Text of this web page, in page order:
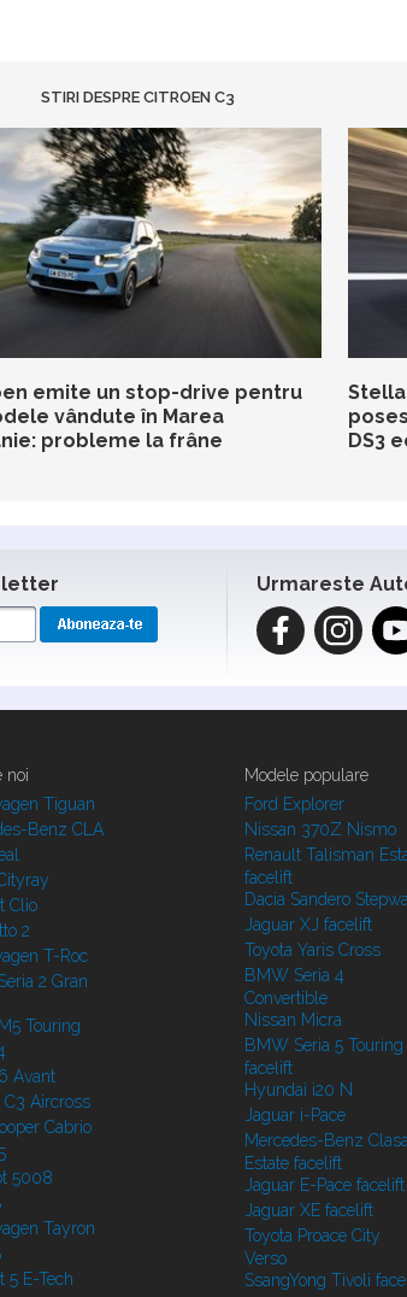
STIRI DESPRE CITROEN C3
emite un stop-drive pentru
vândute în Marea
probleme la frâne
DS3
Urmareste
noi
Tiguan
Benz CLA
Clio
2
T-Roc
2 Gran
Touring
Avant
C3 Aircross
Cabrio
5008
Tayron
5 E-Tech
Modele populare
Ford Explorer
Nissan 370Z Nismo
Renault Talisman
facelift
Dacia Sandero
Jaguar XJ facelift
Toyota Yaris Cross
BMW Seria 4
Convertible
Nissan Micra
BMW Seria 5 Touring
facelift
Hyundai i20 N
Jaguar i-Pace
Mercedes-Benz
Estate facelift
Jaguar E-Pace facelift
Jaguar XE facelift
Toyota Proace City
Verso
SsangYong Tivoli